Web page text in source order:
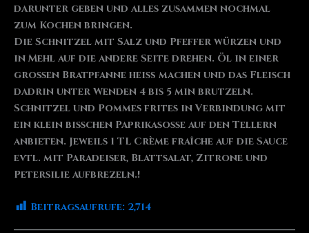
darunter geben und alles zusammen nochmal
zum Kochen bringen.
Die Schnitzel mit Salz und Pfeffer würzen und
in Mehl auf die andere Seite drehen. Öl in einer
grossen Bratpfanne heiß machen und das Fleisch
dadrin unter Wenden 4 bis 5 min brutzeln.
Schnitzel und Pommes frites in Verbindung mit
ein klein bisschen Paprikasosse auf den Tellern
anbieten. Jeweils 1 TL Crème fraîche auf die Sauce
evtl. mit Paradeiser, Blattsalat, Zitrone und
Petersilie aufbrezeln.!
Beitragsaufrufe: 2,714